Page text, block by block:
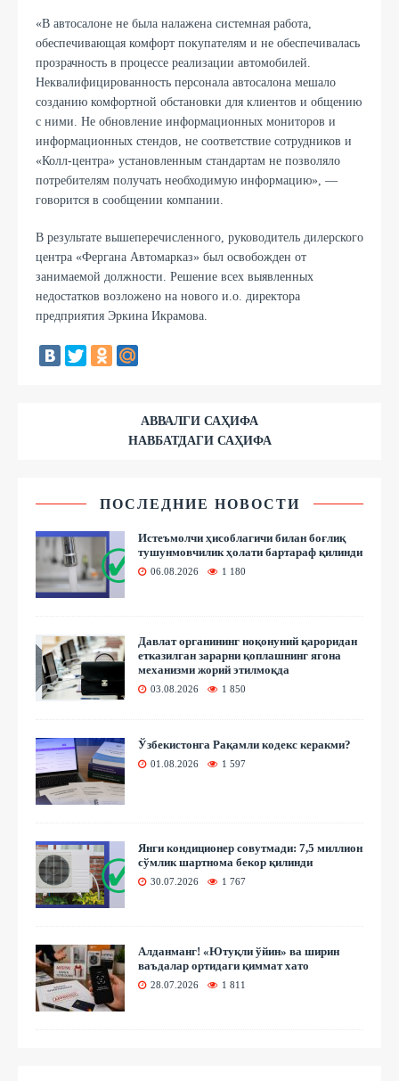
«В автосалоне не была налажена системная работа,
обеспечивающая комфорт покупателям и не обеспечивалась
прозрачность в процессе реализации автомобилей.
Неквалифицированность персонала автосалона мешало
созданию комфортной обстановки для клиентов и общению
с ними. Не обновление информационных мониторов и
информационных стендов, не соответствие сотрудников и
«Колл-центра» установленным стандартам не позволяло
потребителям получать необходимую информацию», —
говорится в сообщении компании.
В результате вышеперечисленного, руководитель дилерского
центра «Фергана Автомарказ» был освобожден от
занимаемой должности. Решение всех выявленных
недостатков возложено на нового и.о. директора
предприятия Эркина Икрамова.
АВВАЛГИ САҲИФА
НАВБАТДАГИ САҲИФА
ПОСЛЕДНИЕ НОВОСТИ
Истеъмолчи ҳисоблагичи билан боғлиқ
тушунмовчилик ҳолати бартараф қилинди
06.08.2026 1 180
Давлат органининг ноқонуний қароридан
етказилган зарарни қоплашнинг ягона
механизми жорий этилмоқда
03.08.2026 1 850
Ўзбекистонга Рақамли кодекс керакми?
01.08.2026 1 597
Янги кондиционер совутмади: 7,5 миллион
сўмлик шартнома бекор қилинди
30.07.2026 1 767
Алданманг! «Ютуқли ўйин» ва ширин
ваъдалар ортидаги қиммат хато
28.07.2026 1 811